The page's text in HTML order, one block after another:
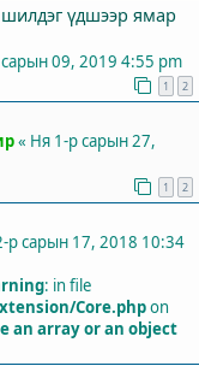
үдшээр ямар
09, 2019 4:55 pm
1 2
« Ня 1-р сарын 27,
1 2
р сарын 17, 2018 10:34
: in file
Core.phpon
an array or an object